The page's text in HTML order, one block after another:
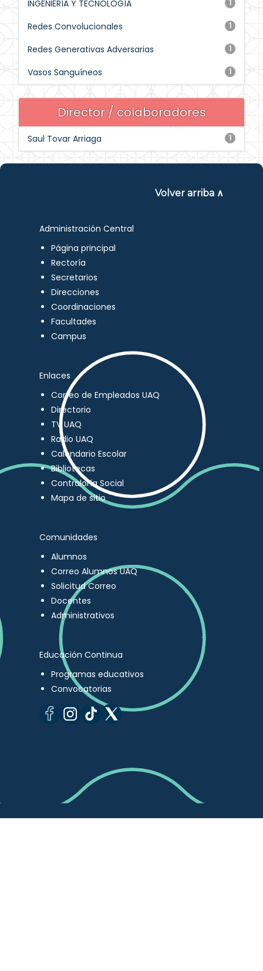
1
INGENIERÍA Y TECNOLOGÍA
1
Redes Convolucionales
1
Redes Generativas Adversarias
1
Vasos Sanguíneos
Director / colaboradores
1
Saul Tovar Arriaga
Volver arriba ∧
Administración Central
Página principal
Rectoría
Secretarios
Direcciones
Coordinaciones
Facultades
Campus
Enlaces
Correo de Empleados UAQ
Directorio
TV UAQ
Radio UAQ
Calendario Escolar
Bibliotecas
Contraloría Social
Mapa de sitio
Comunidades
Alumnos
Correo Alumnos UAQ
Solicitud Correo
Docentes
Administrativos
Educación Continua
Programas educativos
Convocatorias